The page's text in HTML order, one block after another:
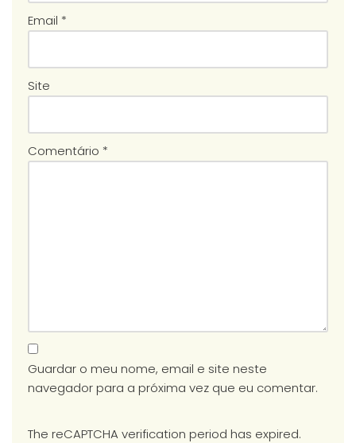
Email *
Site
Comentário *
Guardar o meu nome, email e site neste
navegador para a próxima vez que eu comentar.
The reCAPTCHA verification period has expired.